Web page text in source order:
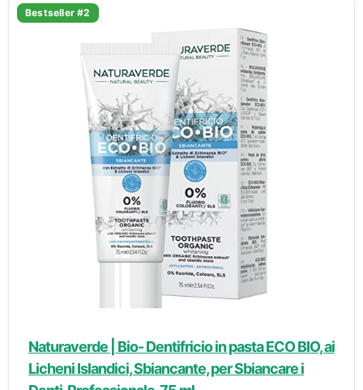
Bestseller #2
Naturaverde | Bio- Dentifricio in pasta ECO BIO, ai
Licheni Islandici, Sbiancante, per Sbiancare i